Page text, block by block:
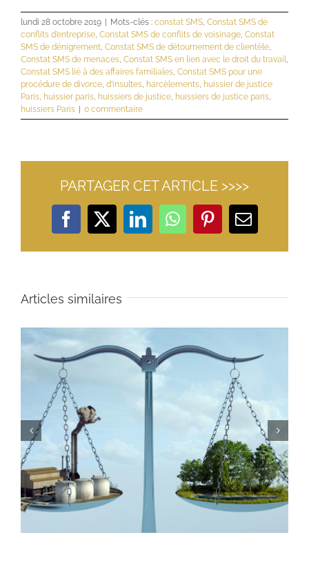
lundi 28 octobre 2019 Mots-clés : constat SMS, Constat SMS de
conflits d’entreprise, Constat SMS de conflits de voisinage, Constat
SMS de dénigrement, Constat SMS de détournement de clientèle,
Constat SMS de menaces, Constat SMS en lien avec le droit du travail,
Constat SMS lié à des affaires familiales, Constat SMS pour une
procédure de divorce, d’insultes, harcèlements, huissier de justice
Paris, huissier paris, huissiers de justice, huissiers de justice paris,
huissiers Paris
0 commentaire
PARTAGER CET ARTICLE >>>>
Facebook
X LinkedInWhatsApp
PinterestEmail
Articles similaires
Que faire en cas de grève et d’entrave à la liberté de
travailler ?